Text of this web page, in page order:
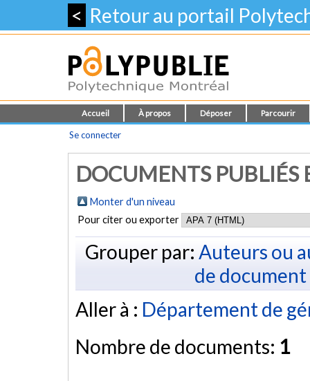
< Retour au portail
Accueil À propos Déposer Parcourir
Se connecter
DOCUMENTS PUBLIÉS
Monter d'un niveau
Pour citer ou exporter
Grouper par: Auteurs ou
de document
Aller à : Département de
Nombre de documents: 1